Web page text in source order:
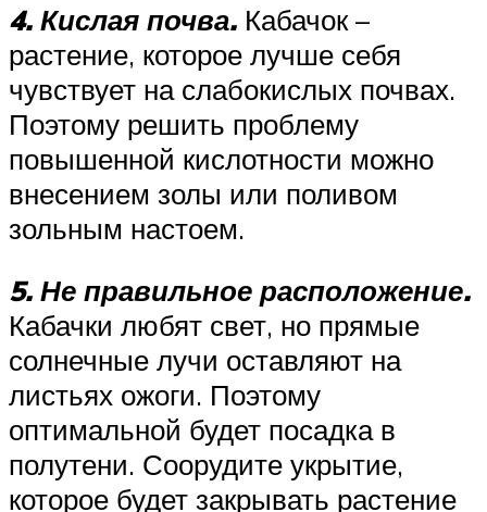
4. Кислая почва. Кабачок –
растение, которое лучше себя
чувствует на слабокислых почвах.
Поэтому решить проблему
повышенной кислотности можно
внесением золы или поливом
зольным настоем.
5. Не правильное расположение.
Кабачки любят свет, но прямые
солнечные лучи оставляют на
листьях ожоги. Поэтому
оптимальной будет посадка в
полутени. Соорудите укрытие,
которое будет закрывать растение